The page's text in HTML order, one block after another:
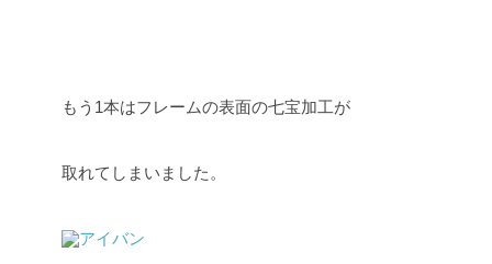
もう1本はフレームの表面の七宝加工が
取れてしまいました。